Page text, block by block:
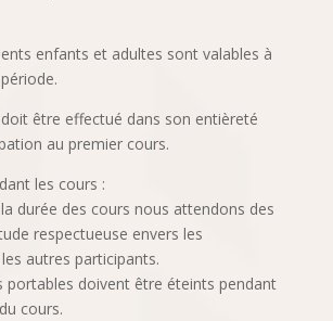
enfants et adultes sont valables à
être effectué dans son entièreté
au premier cours.
les cours :
durée des cours nous attendons des
respectueuse envers les
autres participants.
portables doivent être éteints pendant
cours.